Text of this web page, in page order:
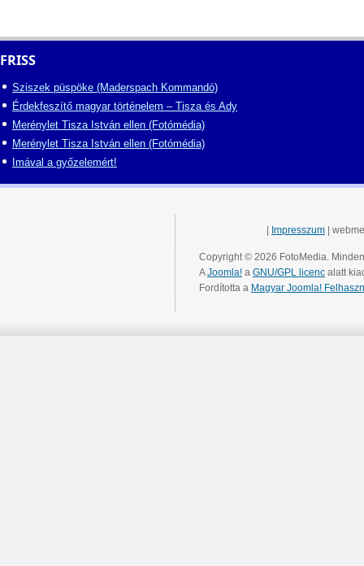
FRISS
Sziszek püspöke (Maderspach Kommandó)
Érdekfeszítő magyar történelem – Tisza és Ady
Merénylet Tisza István ellen (Fotómédia)
Merénylet Tisza István ellen (Fotómédia)
Imával a győzelemért!
Impresszum |
Copyright © 2026 FotoMedia.
AJoomla! a GNU/GPL licenc alatt
Fordította a Magyar Joomla!